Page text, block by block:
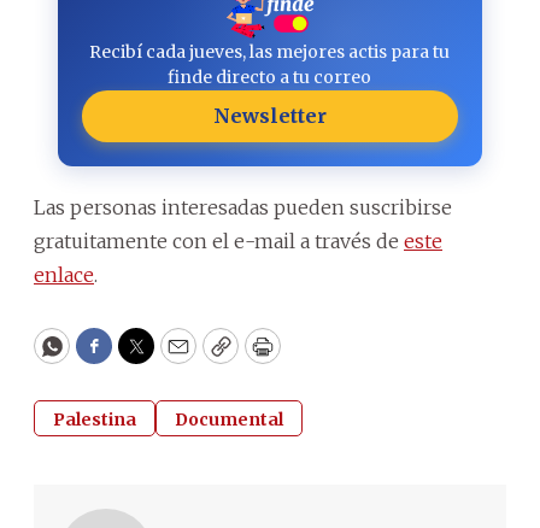
Recibí cada jueves, las mejores actis para tu
finde directo a tu correo
Newsletter
Las personas interesadas pueden suscribirse
gratuitamente con el e-mail a través de este
enlace.
WhatsApp
Facebook
Twitter
EmailCopyPrint
Palestina Documental